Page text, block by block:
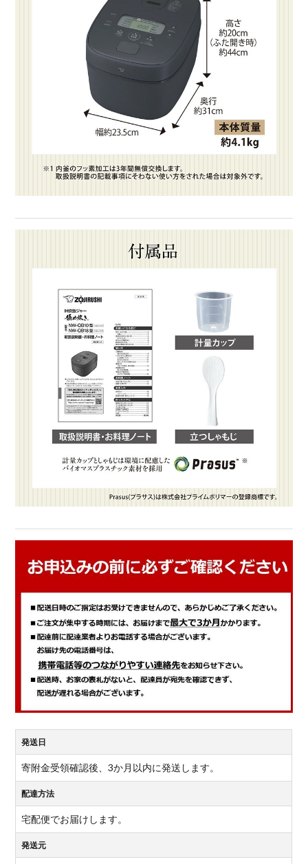
発送日
寄附金受領確認後、3か月以内に発送します。
配達方法
宅配便でお届けします。
発送元